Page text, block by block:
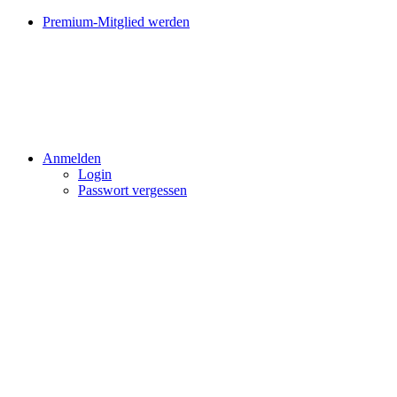
Premium-Mitglied werden
Anmelden
Login
Passwort vergessen